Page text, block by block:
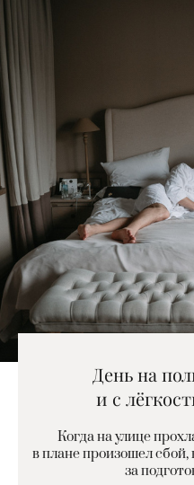
День на
и с
Когда на улице
в плане произошел сбой,
за